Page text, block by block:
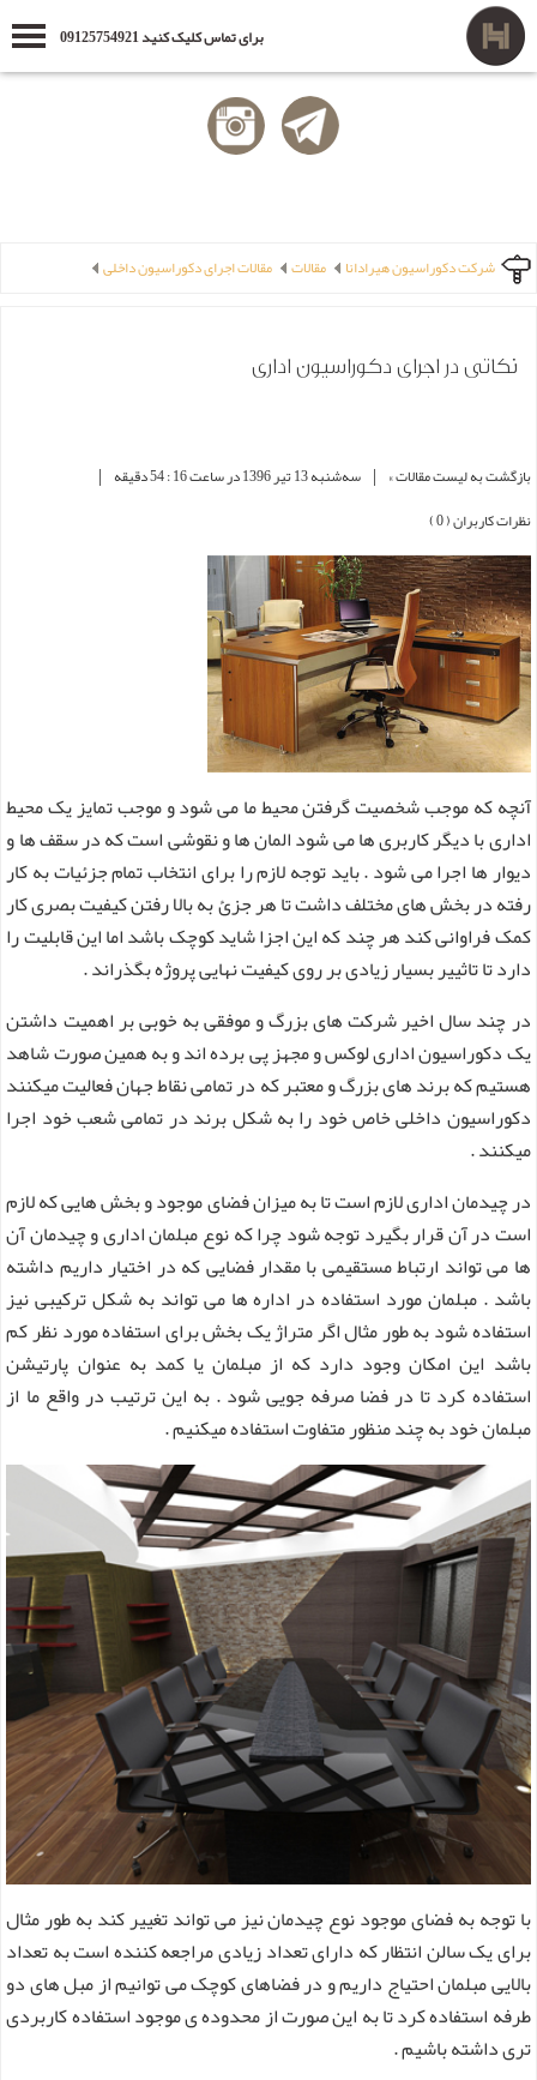
برای تماس کلیک کنید 09125754921
شرکت دکوراسیون هیرادانا مقالات مقالات اجرای دکوراسیون داخلی
نکاتی در اجرای دکوراسیون اداری
بازگشت به لیست مقالات » | ﺳﻪشنبه 13 تير 1396 در ساعت 16 : 54 دقیقه |
نظرات کاربران ( 0 )
آنچه که موجب شخصیت گرفتن محیط ما می شود و موجب تمایز یک محیط
اداری با دیگر کاربری ها می شود المان ها و نقوشی است که در سقف ها و
دیوار ها اجرا می شود . باید توجه لازم را برای انتخاب تمام جزئیات به کار
رفته در بخش های مختلف داشت تا هر جزئ به بالا رفتن کیفیت بصری کار
کمک فراوانی کند هر چند که این اجزا شاید کوچک باشد اما این قابلیت را
دارد تا تاثییر بسیار زیادی بر روی کیفیت نهایی پروژه بگذراند .
در چند سال اخیر شرکت های بزرگ و موفقی به خوبی بر اهمیت داشتن
یک دکوراسیون اداری لوکس و مجهز پی برده اند و به همین صورت شاهد
هستیم که برند های بزرگ و معتبر که در تمامی نقاط جهان فعالیت میکنند
دکوراسیون داخلی خاص خود را به شکل برند در تمامی شعب خود اجرا
میکنند .
در چیدمان اداری لازم است تا به میزان فضای موجود و بخش هایی که لازم
است در آن قرار بگیرد توجه شود چرا که نوع مبلمان اداری و چیدمان آن
ها می تواند ارتباط مستقیمی با مقدار فضایی که در اختیار داریم داشته
باشد . مبلمان مورد استفاده در اداره ها می تواند به شکل ترکیبی نیز
استفاده شود به طور مثال اگر متراژ یک بخش برای استفاده مورد نظر کم
باشد این امکان وجود دارد که از مبلمان یا کمد به عنوان پارتیشن
استفاده کرد تا در فضا صرفه جویی شود . به این ترتیب در واقع ما از
مبلمان خود به چند منظور متفاوت استفاده میکنیم .
با توجه به فضای موجود نوع چیدمان نیز می تواند تغییر کند به طور مثال
برای یک سالن انتظار که دارای تعداد زیادی مراجعه کننده است به تعداد
بالایی مبلمان احتیاج داریم و در فضاهای کوچک می توانیم از مبل های دو
طرفه استفاده کرد تا به این صورت از محدوده ی موجود استفاده کاربردی
تری داشته باشیم .